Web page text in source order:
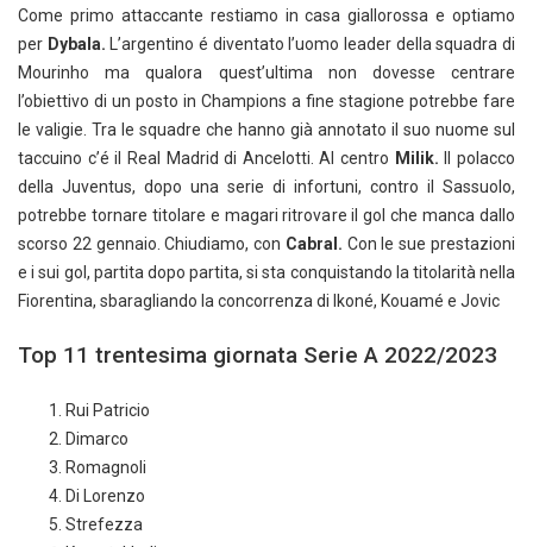
Come primo attaccante restiamo in casa giallorossa e optiamo
per Dybala. L’argentino é diventato l’uomo leader della squadra di
Mourinho ma qualora quest’ultima non dovesse centrare
l’obiettivo di un posto in Champions a fine stagione potrebbe fare
le valigie. Tra le squadre che hanno già annotato il suo nuome sul
taccuino c’é il Real Madrid di Ancelotti. Al centro Milik.
Il polacco
della Juventus, dopo una serie di infortuni, contro il Sassuolo,
potrebbe tornare titolare e magari ritrovare il gol che manca dallo
scorso 22 gennaio. Chiudiamo, con Cabral. Con le sue prestazioni
e i sui gol, partita dopo partita, si sta conquistando la titolarità nella
Fiorentina, sbaragliando la concorrenza di Ikoné, Kouamé e Jovic
Top 11 trentesima giornata Serie A 2022/2023
Rui Patricio
Dimarco
Romagnoli
Di Lorenzo
Strefezza